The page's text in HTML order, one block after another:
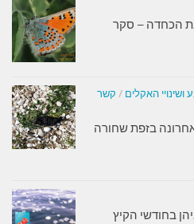
הכחדה – סקר
ושינויי האקלים / קשר
בזפת שחורה
בחודשי הקיץ